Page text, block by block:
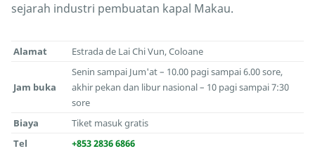
sejarah industri pembuatan kapal Makau.
Alamat Estrada de Lai Chi Vun, Coloane
Jam buka
Senin sampai Jum'at – 10.00 pagi sampai 6.00 sore,
akhir pekan dan libur nasional – 10 pagi sampai 7:30
sore
Biaya
Tiket masuk gratis
Tel
+853 2836 6866